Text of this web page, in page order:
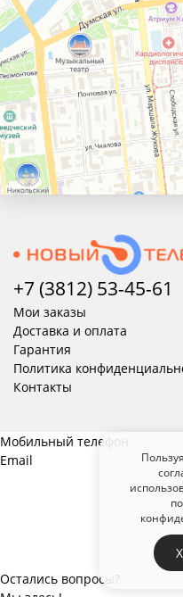
+7 (3812) 53-45-61
Мои заказы
Доставка и оплата
Гарантия
Политика
Контакты
Мобильный телефон
Email
Остались вопросы?